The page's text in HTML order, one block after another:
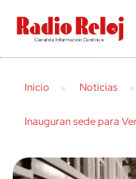
cerrar
Inicio Noticias
Inauguran sede para